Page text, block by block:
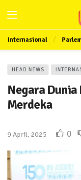
Internasional
HEAD NEWS
Negara
Merdeka
9 April, 2025 0